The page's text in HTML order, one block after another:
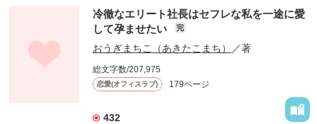
幼なじみの哲平に淡い恋心を抱いていた美桜。
しかし、ある出来事をきっかけに二人の関係は壊れてしまう。
関係修復もできないまま、美桜は両親の離婚によって
引っ越すことになり、哲平とも離れ離れになった。
それから約十二年後。
冷徹なエリート社長はセフレな私を一途に愛
して孕ませたい
完
おうぎまちこ（あきたこまち） ／著
総文字数/207,975
恋愛(オフィスラブ) 179ページ
432